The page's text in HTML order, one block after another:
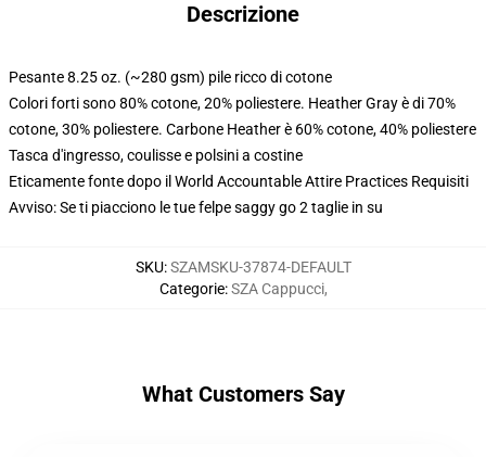
Descrizione
Pesante 8.25 oz. (~280 gsm) pile ricco di cotone
Colori forti sono 80% cotone, 20% poliestere. Heather Gray è di 70%
cotone, 30% poliestere. Carbone Heather è 60% cotone, 40% poliestere
Tasca d'ingresso, coulisse e polsini a costine
Eticamente fonte dopo il World Accountable Attire Practices Requisiti
Avviso: Se ti piacciono le tue felpe saggy go 2 taglie in su
SKU:SZAMSKU-37874-DEFAULT
Categorie:SZA Cappucci,
What Customers Say